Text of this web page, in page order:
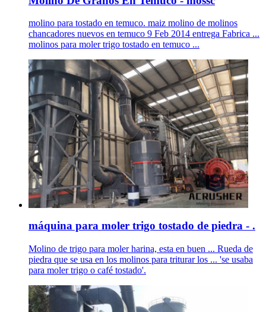
molino para tostado en temuco. maiz molino de molinos
chancadores nuevos en temuco 9 Feb 2014 entrega Fabrica ...
molinos para moler trigo tostado en temuco ...
máquina para moler trigo tostado de piedra - .
Molino de trigo para moler harina, esta en buen ... Rueda de
piedra que se usa en los molinos para triturar los ... 'se usaba
para moler trigo o café tostado'.